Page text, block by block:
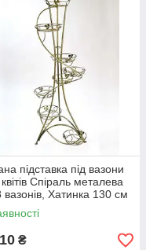
підставка під вазони
Спіраль металева
вазонів, Хатинка 130 см
₴